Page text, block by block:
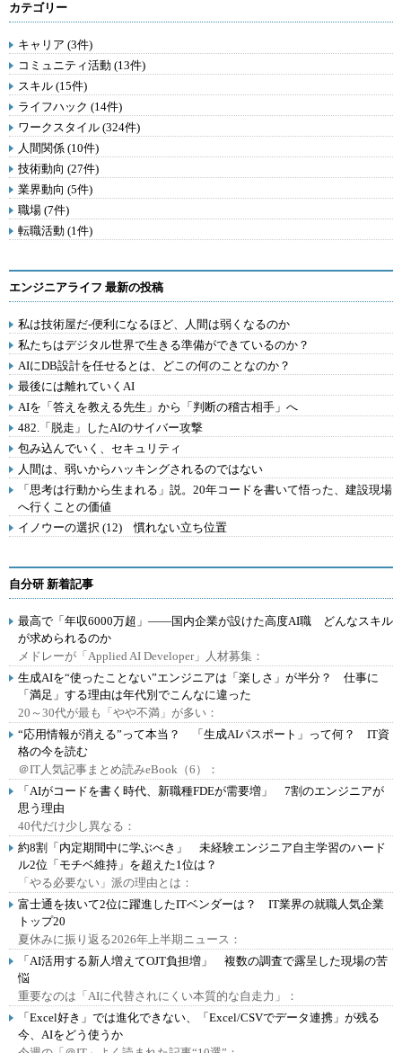
カテゴリー
キャリア (3件)
コミュニティ活動 (13件)
スキル (15件)
ライフハック (14件)
ワークスタイル (324件)
人間関係 (10件)
技術動向 (27件)
業界動向 (5件)
職場 (7件)
転職活動 (1件)
エンジニアライフ 最新の投稿
私は技術屋だ-便利になるほど、人間は弱くなるのか
私たちはデジタル世界で生きる準備ができているのか？
AIにDB設計を任せるとは、どこの何のことなのか？
最後には離れていくAI
AIを「答えを教える先生」から「判断の稽古相手」へ
482.「脱走」したAIのサイバー攻撃
包み込んでいく、セキュリティ
人間は、弱いからハッキングされるのではない
「思考は行動から生まれる」説。20年コードを書いて悟った、建設現場
へ行くことの価値
イノウーの選択 (12) 慣れない立ち位置
自分研 新着記事
最高で「年収6000万超」――国内企業が設けた高度AI職 どんなスキル
が求められるのか
メドレーが「Applied AI Developer」人材募集：
生成AIを“使ったことない”エンジニアは「楽しさ」が半分？ 仕事に
「満足」する理由は年代別でこんなに違った
20～30代が最も「やや不満」が多い：
“応用情報が消える”って本当？ 「生成AIパスポート」って何？ IT資
格の今を読む
＠IT人気記事まとめ読みeBook（6）：
「AIがコードを書く時代、新職種FDEが需要増」 7割のエンジニアが
思う理由
40代だけ少し異なる：
約8割「内定期間中に学ぶべき」 未経験エンジニア自主学習のハード
ル2位「モチベ維持」を超えた1位は？
「やる必要ない」派の理由とは：
富士通を抜いて2位に躍進したITベンダーは？ IT業界の就職人気企業
トップ20
夏休みに振り返る2026年上半期ニュース：
「AI活用する新人増えてOJT負担増」 複数の調査で露呈した現場の苦
悩
重要なのは「AIに代替されにくい本質的な自走力」：
「Excel好き」では進化できない、「Excel/CSVでデータ連携」が残る
今、AIをどう使うか